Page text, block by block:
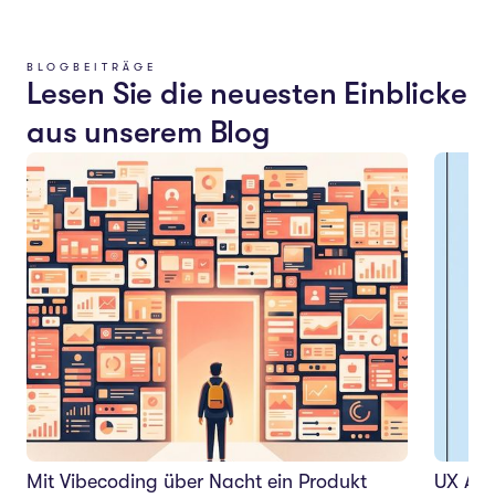
BLOGBEITRÄGE
Lesen Sie die neuesten Einblicke
aus unserem Blog
Mit Vibecoding über Nacht ein Produkt
UX